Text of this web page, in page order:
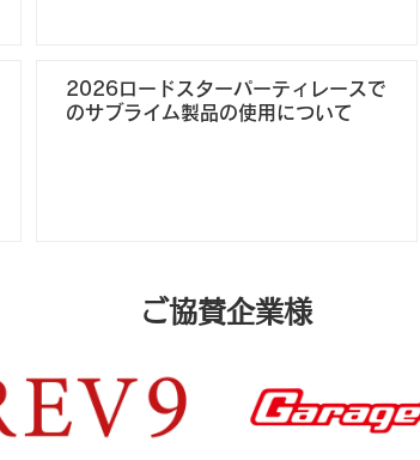
2026ロードスターパーティレースで
のサブライム製品の使用について
ご協賛企業様